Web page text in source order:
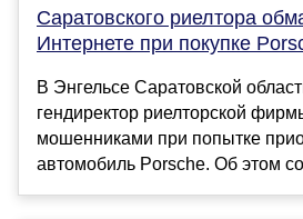
Саратовского риелтора
Интернете при покупке
В Энгельсе Саратовской
гендиректор риелторской
мошенниками при попытке
автомобиль Porsche. Об этом